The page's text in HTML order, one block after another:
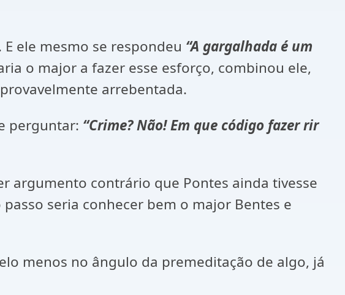
ele mesmo se respondeu “A gargalhada é um
o major a fazer esse esforço, combinou ele,
arrebentada.
“Crime? Não! Em que código fazer rir
argumento contrário que Pontes ainda tivesse
seria conhecer bem o major Bentes e
ângulo da premeditação de algo, já